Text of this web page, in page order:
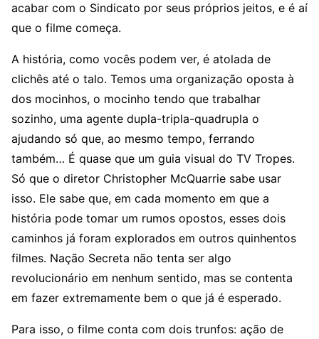
acabar com o Sindicato por seus próprios jeitos, e é aí
que o filme começa.
A história, como vocês podem ver, é atolada de
clichês até o talo. Temos uma organização oposta à
dos mocinhos, o mocinho tendo que trabalhar
sozinho, uma agente dupla-tripla-quadrupla o
ajudando só que, ao mesmo tempo, ferrando
também… É quase que um guia visual do TV Tropes.
Só que o diretor Christopher McQuarrie sabe usar
isso. Ele sabe que, em cada momento em que a
história pode tomar um rumos opostos, esses dois
caminhos já foram explorados em outros quinhentos
filmes. Nação Secreta não tenta ser algo
revolucionário em nenhum sentido, mas se contenta
em fazer extremamente bem o que já é esperado.
Para isso, o filme conta com dois trunfos: ação de